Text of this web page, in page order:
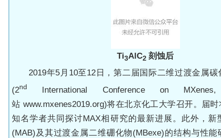
Ti3AlC2刻蚀后
2019年5月10至12日，第二届国际二维过渡金属
(2nd International Conference on MXenes
站 www.mxenes2019.org)将在北京化工大学召开。届
知名学者共同探讨MAX相研究的最新进展。此外，新
(MAB)及其过渡金属二维硼化物(MBexe)的结构与性能